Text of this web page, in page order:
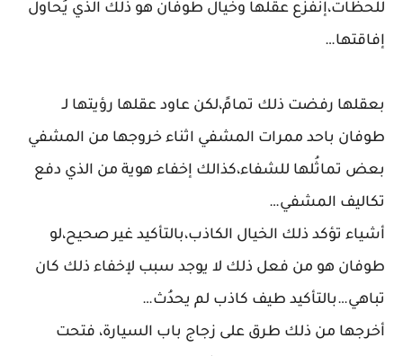
للحظات،إنفزع عقلها وخيال طوفان هو ذلك الذي يُحاول
إفاقتها…
بعقلها رفضت ذلك تمامً،لكن عاود عقلها رؤيتها لـ
طوفان باحد ممرات المشفي اثناء خروجها من المشفي
بعض تماثُلها للشفاء،كذالك إخفاء هوية من الذي دفع
تكاليف المشفي…
أشياء تؤكد ذلك الخيال الكاذب،بالتأكيد غير صحيح،لو
طوفان هو من فعل ذلك لا يوجد سبب لإخفاء ذلك كان
تباهي…بالتأكيد طيف كاذب لم يحدُث…
أخرجها من ذلك طرق على زجاج باب السيارة، فتحت